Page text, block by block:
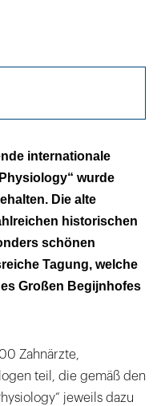
Tastempfinden
internationale
wurde
Die alte
historischen
schönen
Tagung, welche
Großen Begijnhofes
Zahnärzte,
teil, die gemäß den
jeweils dazu